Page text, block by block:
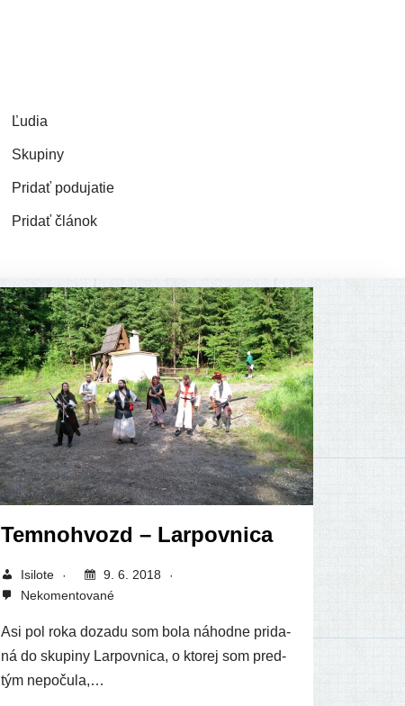
Ľudia
Skupiny
Pridať podu­ja­tie
Pridať člá­nok
Temnohvozd – Larpovnica
Isilote
9. 6. 2018
Nekomentované
Asi pol roka doza­du som bola náhod­ne pri­da­
ná do sku­pi­ny Larpovnica, o kto­rej som pred­
tým nepočula,…